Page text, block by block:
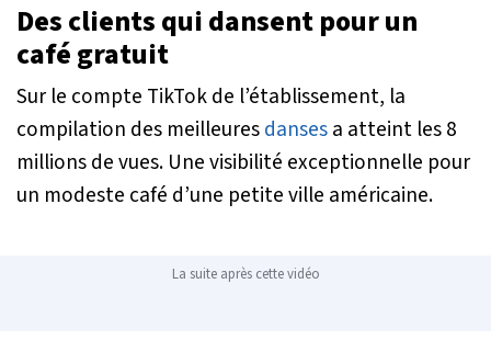
Des clients qui dansent pour un
café gratuit
Sur le compte TikTok de l’établissement, la
compilation des meilleuresdansesa atteint les 8
millions de vues. Une visibilité exceptionnelle pour
un modeste café d’une petite ville américaine.
La suite après cette vidéo